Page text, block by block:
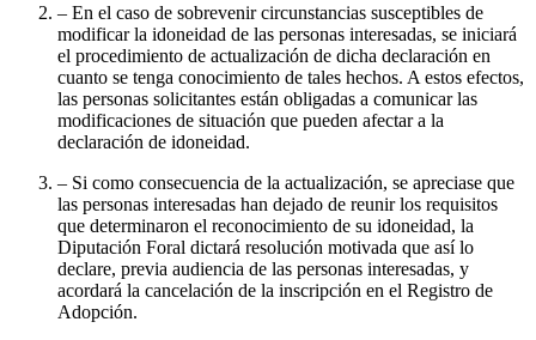
– En el caso de sobrevenir circunstancias susceptibles de
modificar la idoneidad de las personas interesadas, se iniciará
el procedimiento de actualización de dicha declaración en
cuanto se tenga conocimiento de tales hechos. A estos efectos,
las personas solicitantes están obligadas a comunicar las
modificaciones de situación que pueden afectar a la
declaración de idoneidad.
– Si como consecuencia de la actualización, se apreciase que
las personas interesadas han dejado de reunir los requisitos
que determinaron el reconocimiento de su idoneidad, la
Diputación Foral dictará resolución motivada que así lo
declare, previa audiencia de las personas interesadas, y
acordará la cancelación de la inscripción en el Registro de
Adopción.